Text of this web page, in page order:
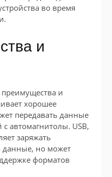
во время
и
и
хорошее
передавать данные
автомагнитолы. USB,
заряжать
данные, но может
форматов